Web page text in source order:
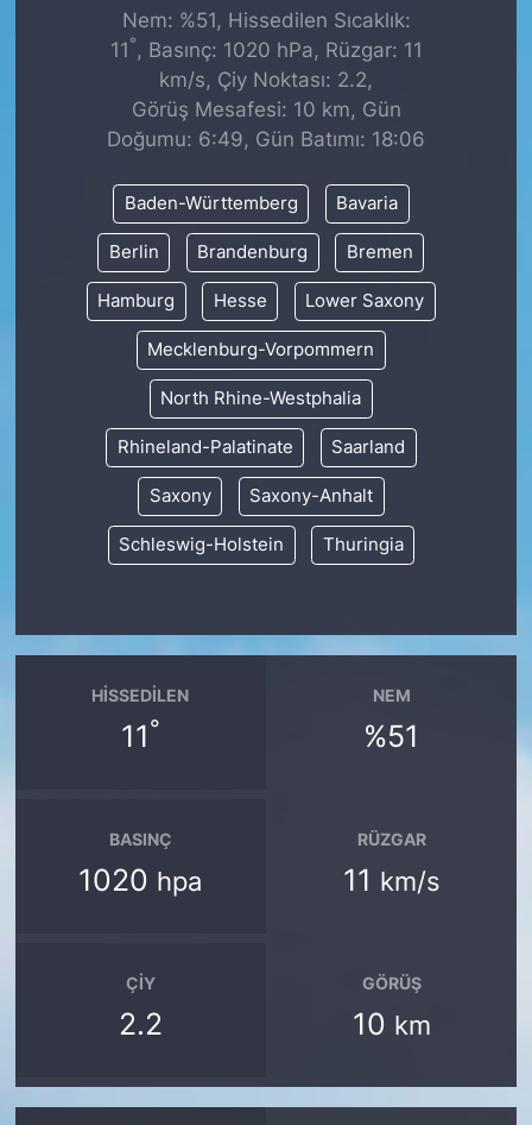
Nem: %51, Hissedilen Sıcaklık:
11 ° , Basınç: 1020 hPa, Rüzgar: 11
km/s, Çiy Noktası: 2.2,
Görüş Mesafesi: 10 km, Gün
Doğumu: 6:49, Gün Batımı: 18:06
Baden-Württemberg Bavaria
Berlin Brandenburg Bremen
Hamburg Hesse Lower Saxony
Mecklenburg-Vorpommern
North Rhine-Westphalia
Rhineland-Palatinate Saarland
Saxony Saxony-Anhalt
Schleswig-Holstein Thuringia
HISSEDILEN
11°
NEM
%51
BASINÇ
1020 hpa
RÜZGAR
11 km/s
ÇIY
2.2
GÖRÜŞ
10 km